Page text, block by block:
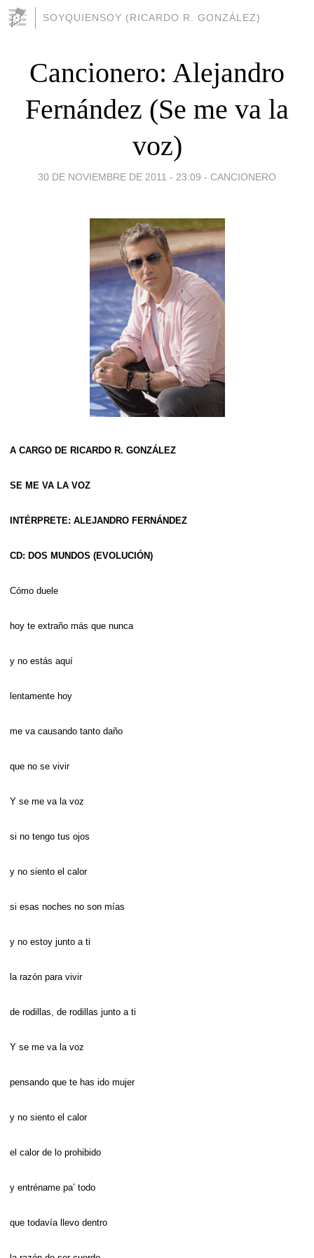
SOYQUIENSOY (RICARDO R. GONZÁLEZ)
Cancionero: Alejandro
Fernández (Se me va la
voz)
30 DE NOVIEMBRE DE 2011 - 23:09 - CANCIONERO
A CARGO DE RICARDO R. GONZÁLEZ
SE ME VA LA VOZ
INTÉRPRETE: ALEJANDRO FERNÁNDEZ
CD: DOS MUNDOS (EVOLUCIÓN)
Cómo duele
hoy te extraño más que nunca
y no estás aquí
lentamente hoy
me va causando tanto daño
que no se vivir
Y se me va la voz
si no tengo tus ojos
y no siento el calor
si esas noches no son mías
y no estoy junto a ti
la razón para vivir
de rodillas, de rodillas junto a ti
Y se me va la voz
pensando que te has ido mujer
y no siento el calor
el calor de lo prohibido
y entréname pa’ todo
que todavía llevo dentro